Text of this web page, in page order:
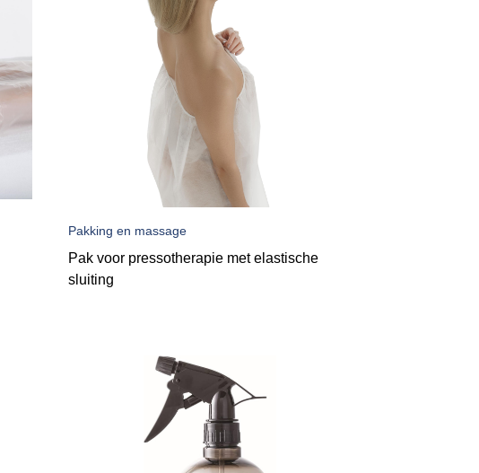
Pakking en massage
Pak voor pressotherapie met elastische
sluiting